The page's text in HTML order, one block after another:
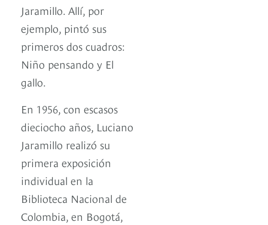
Jaramillo. Allí, por
ejemplo, pintó sus
primeros dos cuadros:
Niño pensando y El
gallo.
En 1956, con escasos
dieciocho años, Luciano
Jaramillo realizó su
primera exposición
individual en la
Biblioteca Nacional de
Colombia, en Bogotá,